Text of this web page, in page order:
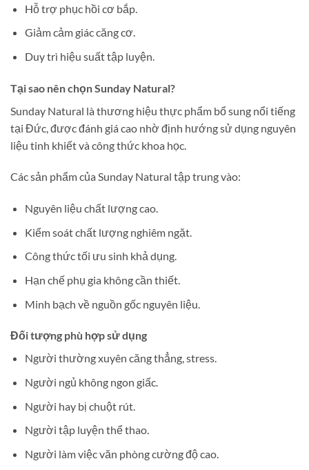
Hỗ trợ phục hồi cơ bắp.
Giảm cảm giác căng cơ.
Duy trì hiệu suất tập luyện.
Tại sao nên chọn Sunday Natural?
Sunday Natural là thương hiệu thực phẩm bổ sung nổi tiếng
tại Đức, được đánh giá cao nhờ định hướng sử dụng nguyên
liệu tinh khiết và công thức khoa học.
Các sản phẩm của Sunday Natural tập trung vào:
Nguyên liệu chất lượng cao.
Kiểm soát chất lượng nghiêm ngặt.
Công thức tối ưu sinh khả dụng.
Hạn chế phụ gia không cần thiết.
Minh bạch về nguồn gốc nguyên liệu.
Đối tượng phù hợp sử dụng
Người thường xuyên căng thẳng, stress.
Người ngủ không ngon giấc.
Người hay bị chuột rút.
Người tập luyện thể thao.
Người làm việc văn phòng cường độ cao.